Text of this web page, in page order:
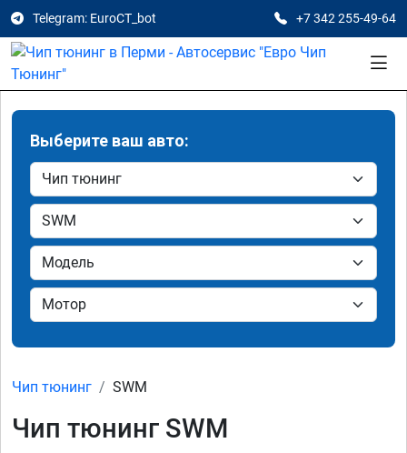
Telegram: EuroCT_bot +7 342 255-49-64
Выберите ваш авто:
Чип тюнинг SWM
Чип тюнинг SWM